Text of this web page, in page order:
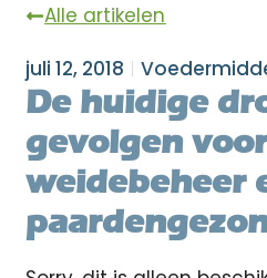
Alle artikelen
juli 12, 2018
De huidige
gevolgen
weidebeheer